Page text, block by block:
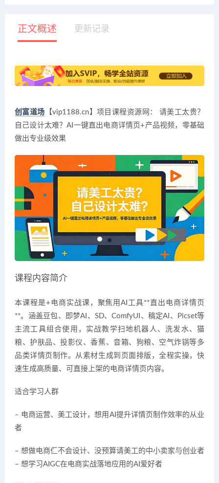
正文概述 更新记录
创富道场 【vip1188.cn】项目课程资源网： 请美工太贵？
自己设计太难？AI一键直出电商详情页+产品视频，零基础
做出专业级效果
课程内容简介
本课程是+电商实战课，聚焦用AI工具**直出电商详情页
**。涵盖豆包、即梦AI、SD、ComfyUI、稿定AI、Picset等
主流工具组合使用，实战教学扫地机器人、洗发水、猫
粮、护肤品、投影仪、香蕉、音箱、狗粮、空气炸锅等多
品类详情页制作。从素材生成到页面排版，全程实操，快
速生成高质量、可直接上架的电商详情页内容。
适合学习人群
– 电商运营、美工设计，想用AI提升详情页制作效率的从业
者
– 想做电商但不会设计、没预算请美工的中小卖家与创业者
– 想学习AIGC在电商实战落地应用的AI爱好者